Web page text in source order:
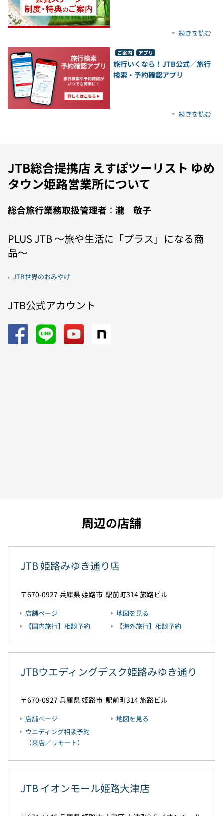
続きを読む
ご案内 アプリ
旅行いくなら！JTB公式／旅行
検索・予約確認アプリ
続きを読む
JTB総合提携店 えすぽツーリスト ゆめ
タウン姫路営業所について
総合旅行業務取扱管理者：瀧 敬子
PLUS JTB 〜旅や生活に「プラス」になる商
品〜
JTB世界のおみやげ
JTB公式アカウント
周辺の店舗
JTB 姫路みゆき通り店
670-0927 兵庫県姫路市 駅前町314旅路ビル
店舗ページ
【国内旅行】相談予約
地図を見る
【海外旅行】相談予約
JTBウエディングデスク姫路みゆき通り
670-0927 兵庫県姫路市 駅前町314旅路ビル
店舗ページ
ウエディング相談予約
（来店／リモート）
地図を見る
JTB イオンモール姫路大津店